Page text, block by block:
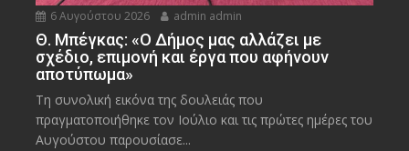
6 Αυγούστου 2026 admin admin
Θ. Μπέγκας: «Ο Δήμος μας αλλάζει με
σχέδιο, επιμονή και έργα που αφήνουν
αποτύπωμα»
Τη συνολική εικόνα της δουλειάς που
πραγματοποιήθηκε τον Ιούλιο και τις πρώτες ημέρες του
Αυγούστου παρουσίασε...